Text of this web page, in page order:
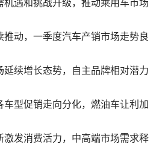
动，一季度汽车产销市场走势良
延续增长态势，自主品牌相对潜力
车型促销走向分化，燃油车让利加
激发消费活力，中高端市场需求释